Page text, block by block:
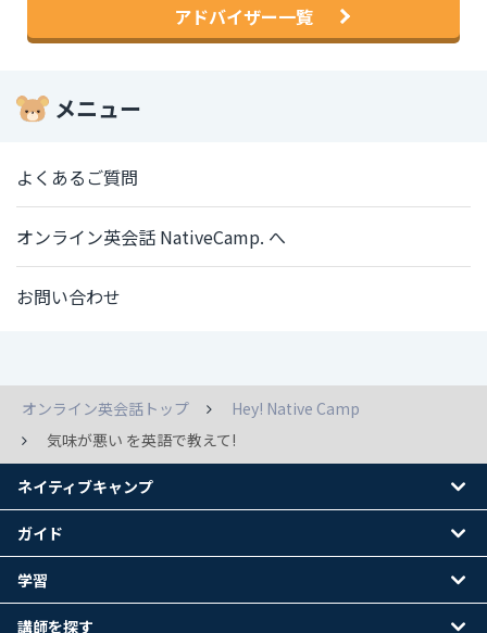
アドバイザー一覧
メニュー
よくあるご質問
オンライン英会話 NativeCamp. へ
お問い合わせ
オンライン英会話トップ
Hey! Native Camp
気味が悪い を英語で教えて!
ネイティブキャンプ
ガイド
学習
講師を探す